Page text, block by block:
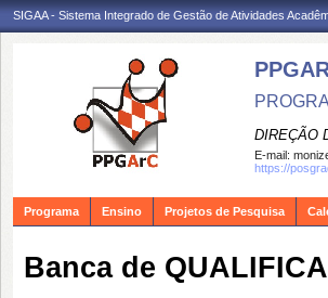
SIGAA - Sistema Integrado de Gestão de Atividades
DIREÇÃO
E-mail:
https://
Programa Ensino Projetos de Pesquisa
Banca de